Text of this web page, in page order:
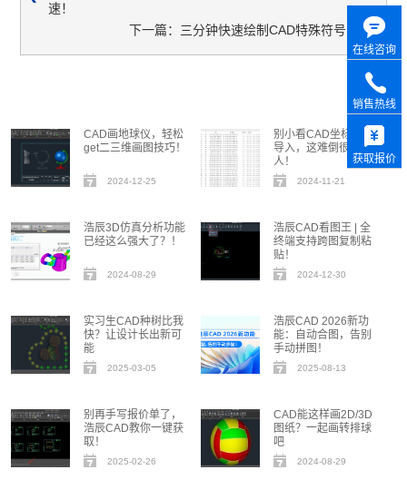
速！
下一篇：三分钟快速绘制CAD特殊符号！
CAD画地球仪，轻松
get二三维画图技巧！
2024-12-25
别小看CAD坐标批量
导入，这难倒很多
人！
2024-11-21
浩辰3D仿真分析功能
已经这么强大了？！
2024-08-29
浩辰CAD看图王 | 全
终端支持跨图复制粘
贴！
2024-12-30
实习生CAD种树比我
快？让设计长出新可
能
2025-03-05
浩辰CAD 2026新功
能：自动合图，告别
手动拼图！
2025-08-13
别再手写报价单了，
浩辰CAD教你一键获
取！
2025-02-26
CAD能这样画2D/3D
图纸？一起画转排球
吧
2024-08-29
在线咨询
销售热线
获取报价